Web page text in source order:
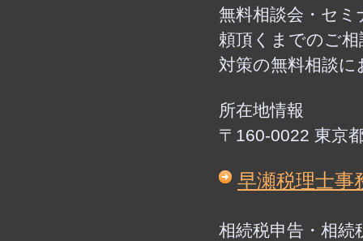
無料相談会・セ
頼頂くまでのご
対策の無料相談
所在地情報
〒160-0022 東京
早瀬税理士事
相続税申告・相